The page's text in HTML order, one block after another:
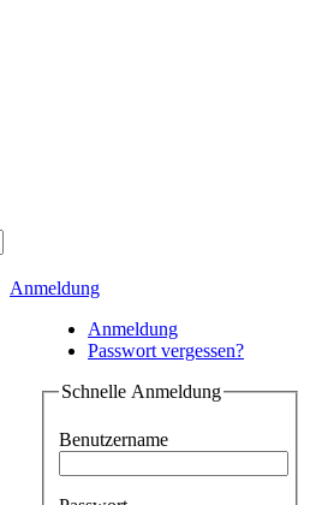
Anmeldung
Anmeldung
Passwort vergessen?
Schnelle Anmeldung
Benutzername